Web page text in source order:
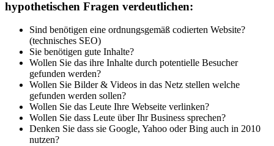
hypothetischen Fragen verdeutlichen:
Sind benötigen eine ordnungsgemäß codierten Website?
(technisches SEO)
Sie benötigen gute Inhalte?
Wollen Sie das ihre Inhalte durch potentielle Besucher
gefunden werden?
Wollen Sie Bilder & Videos in das Netz stellen welche
gefunden werden sollen?
Wollen Sie das Leute Ihre Webseite verlinken?
Wollen Sie dass Leute über Ihr Business sprechen?
Denken Sie dass sie Google, Yahoo oder Bing auch in 2010
nutzen?